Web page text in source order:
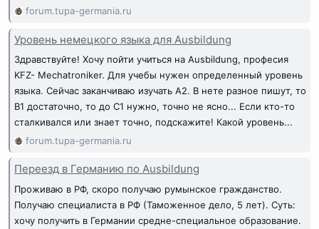
forum.tupa-germania.ru
Уровень немецкого языка для Ausbildung
Здравствуйте! Хочу пойти учиться на Ausbildung, професия
KFZ- Mechatroniker. Для учебы нужен определенный уровень
языка. Сейчас заканчиваю изучать A2. В нете разное пишут, то
В1 достаточно, то до С1 нужно, точно не ясно... Если кто-то
сталкивался или знает точно, подскажите! Какой уровень...
forum.tupa-germania.ru
Переезд в Германию по Ausbildung
Проживаю в РФ, скоро получаю румынское гражданство.
Получаю специалиста в РФ (Таможенное дело, 5 лет). Суть:
хочу получить в Германии средне-специальное образование.